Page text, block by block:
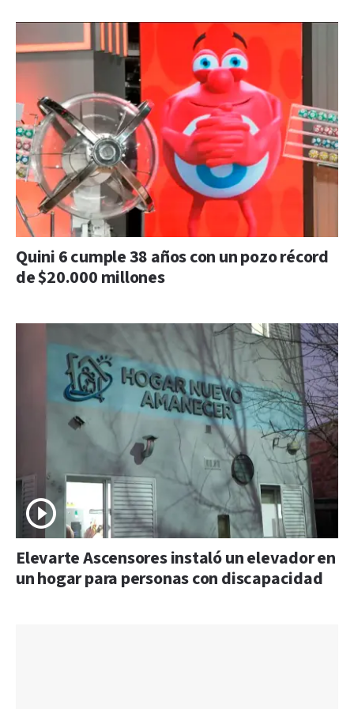
Quini 6 cumple 38 años con un pozo récord
de $20.000 millones
Elevarte Ascensores instaló un elevador en
un hogar para personas con discapacidad